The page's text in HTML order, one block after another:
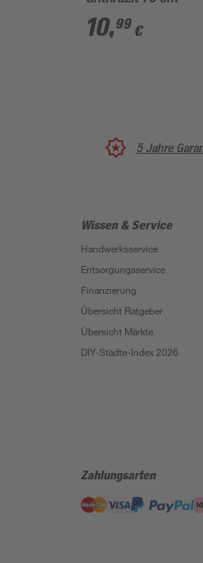
10,99 €
5 Jahre
Wissen & Service
Handwerksservice
Entsorgungsservice
Finanzierung
Übersicht Ratgeber
Übersicht Märkte
DIY-Städte-Index 2026
Zahlungsarten